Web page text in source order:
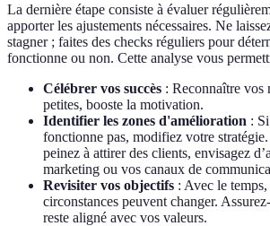
La dernière étape consiste à évaluer
apporter les ajustements nécessaires. Ne
stagner ; faites des checks réguliers pour
fonctionne ou non. Cette analyse vous
Célébrer vos succès : Reconnaître vos
petites, booste la motivation.
Identifier les zones d'amélioration :
fonctionne pas, modifiez votre
peinez à attirer des clients, envisagez
marketing ou vos canaux de
Revisiter vos objectifs : Avec le
circonstances peuvent changer.
reste aligné avec vos valeurs.